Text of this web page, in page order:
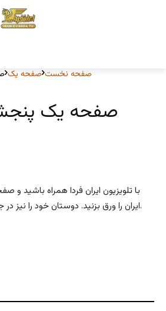
صفحه نخست صفحه یک
صفحه یک پنجشنبه
با تلویزیون ایران فردا همراه باشید و
ایران را ورق بزنید. دوستان خود را نیز در جریان اهم اخبار قرار دهید.